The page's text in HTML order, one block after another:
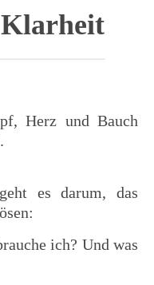
Herz und Bauch
es darum, das
ich? Und was